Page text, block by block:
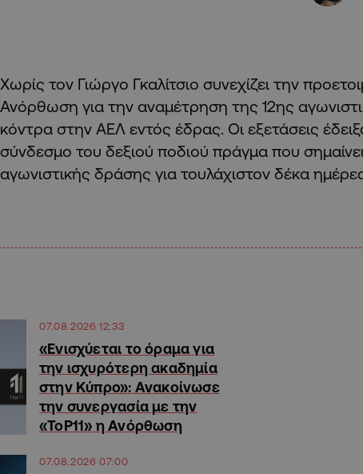
Χωρίς τον Γιώργο Γκαλίτσιο συνεχίζει την
Ανόρθωση για την αναμέτρηση της 12ης
κόντρα στην ΑΕΛ εντός έδρας. Οι εξετάσεις
σύνδεσμο του δεξιού ποδιού πράγμα που σημαίνει
αγωνιστικής δράσης για τουλάχιστον δέκα
07.08.2026 12:33
«Ενισχύεται το όραμα για
την ισχυρότερη ακαδημία
στην Κύπρο»: Ανακοίνωσε
την συνεργασία με την
«ToP11» η Ανόρθωση
07.08.2026 07:00